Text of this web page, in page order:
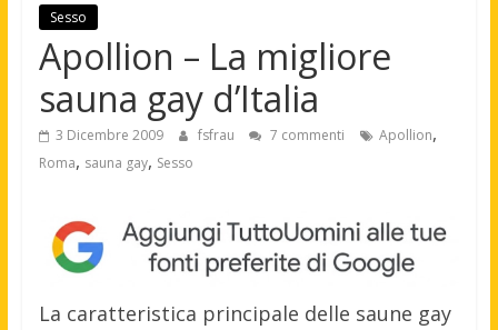
Motori,
gay
news
moda
maschile
Sesso
Apollion – La migliore
sauna gay d’Italia
3 Dicembre 2009 fsfrau 7 commenti Apollion,
Roma, sauna gay, Sesso
La caratteristica principale delle saune gay